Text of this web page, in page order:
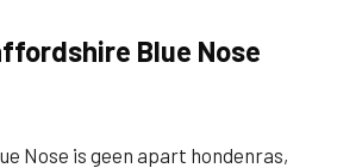
Blue Nose
Nose is geen apart hondenras,